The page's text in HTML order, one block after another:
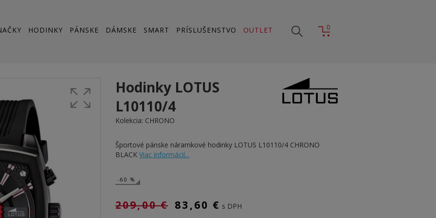
HODINKY PÁNSKE DÁMSKE SMART PRÍSLUŠENSTVO OUTLET 0
Hodinky LOTUS
L10110/4
Kolekcia: CHRONO
Športové pánske náramkové hodinky LOTUS L10110/4 CHRONO
BLACK Viac informácií...
-60 %
209,00 € 83,60 € s DPH